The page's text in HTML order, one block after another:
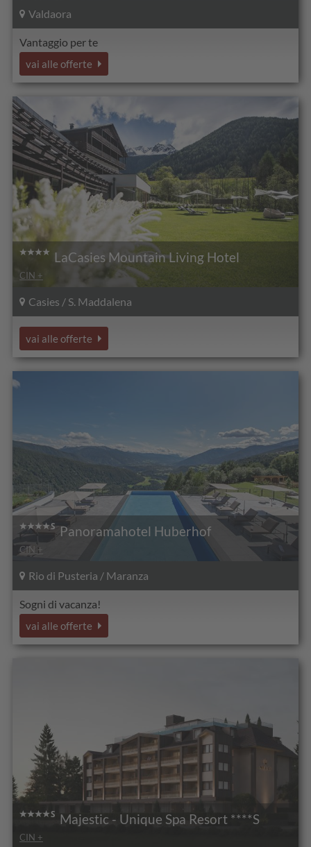
Valdaora
Vantaggio per te
vai alle offerte
LaCasies Mountain Living Hotel
CIN +
Casies / S. Maddalena
vai alle offerte
Panoramahotel Huberhof
CIN +
Rio di Pusteria / Maranza
Sogni di vacanza!
vai alle offerte
Majestic - Unique Spa Resort ****S
CIN +